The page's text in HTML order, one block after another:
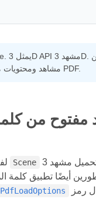
استخراج 3D مشاهد ومحتويات من ملف PDF.
Scene
PdfLoadOptions